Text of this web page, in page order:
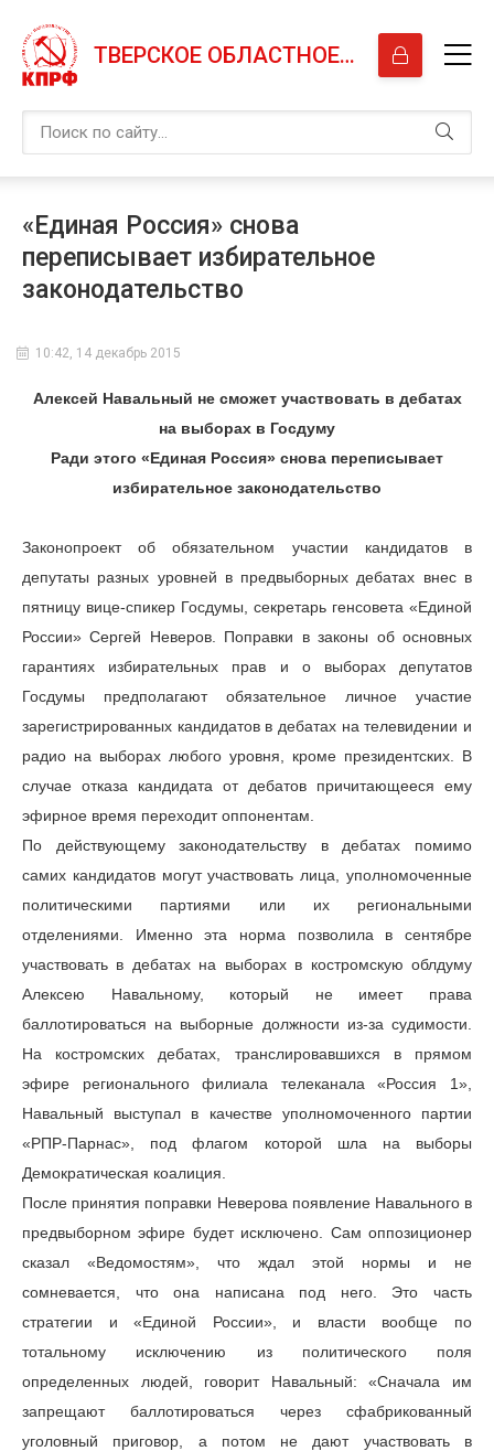
ТВЕРСКОЕ ОБЛАСТНОЕ ОТДЕЛЕНИЕ КПРФ
«Единая Россия» снова
переписывает избирательное
законодательство
10:42, 14 декабрь 2015
Алексей Навальный не сможет участвовать в дебатах
на выборах в Госдуму
Ради этого «Единая Россия» снова переписывает
избирательное законодательство
Законопроект об обязательном участии кандидатов в
депутаты разных уровней в предвыборных дебатах внес в
пятницу вице-спикер Госдумы, секретарь генсовета «Единой
России» Сергей Неверов. Поправки в законы об основных
гарантиях избирательных прав и о выборах депутатов
Госдумы предполагают обязательное личное участие
зарегистрированных кандидатов в дебатах на телевидении и
радио на выборах любого уровня, кроме президентских. В
случае отказа кандидата от дебатов причитающееся ему
эфирное время переходит оппонентам.
По действующему законодательству в дебатах помимо
самих кандидатов могут участвовать лица, уполномоченные
политическими партиями или их региональными
отделениями. Именно эта норма позволила в сентябре
участвовать в дебатах на выборах в костромскую облдуму
Алексею Навальному, который не имеет права
баллотироваться на выборные должности из-за судимости.
На костромских дебатах, транслировавшихся в прямом
эфире регионального филиала телеканала «Россия 1»,
Навальный выступал в качестве уполномоченного партии
«РПР-Парнас», под флагом которой шла на выборы
Демократическая коалиция.
После принятия поправки Неверова появление Навального в
предвыборном эфире будет исключено. Сам оппозиционер
сказал «Ведомостям», что ждал этой нормы и не
сомневается, что она написана под него. Это часть
стратегии и «Единой России», и власти вообще по
тотальному исключению из политического поля
определенных людей, говорит Навальный: «Сначала им
запрещают баллотироваться через сфабрикованный
уголовный приговор, а потом не дают участвовать в